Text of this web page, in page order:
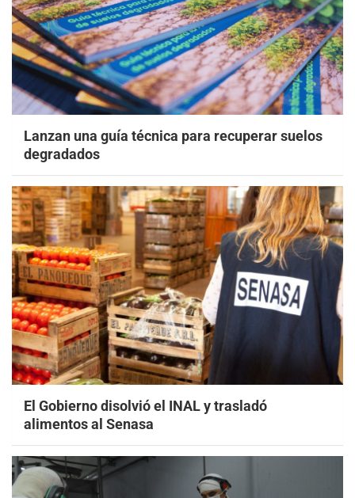
Lanzan una guía técnica para recuperar suelos
degradados
El Gobierno disolvió el INAL y trasladó
alimentos al Senasa